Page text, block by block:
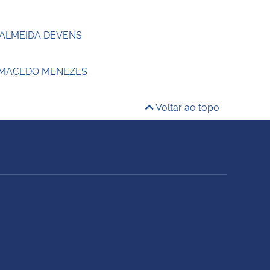
DEVENS
MENEZES
Voltar ao topo